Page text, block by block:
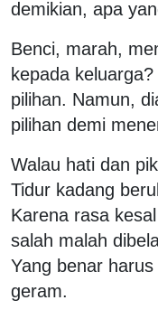
demikian, apa
Benci, marah,
kepada
pilihan. Namun,
pilihan demi
Walau hati dan
Tidur kadang
Karena rasa
salah malah
Yang benar
geram.